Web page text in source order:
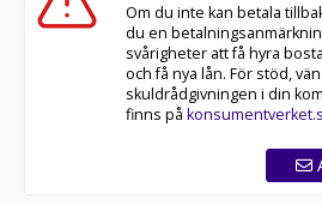
Om du inte kan betala
du en
svårigheter att få hyra
och få nya lån. För stöd,
skuldrådgivningen i din
finns på